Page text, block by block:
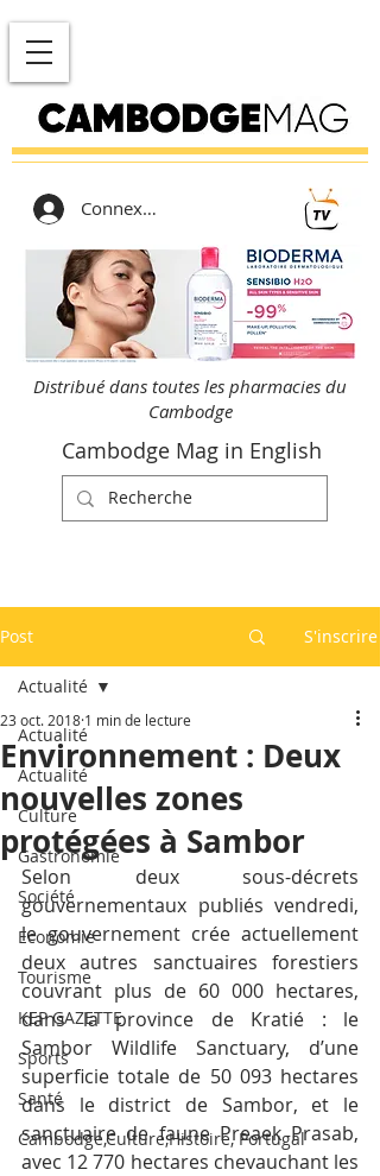
Connexion
Distribué dans toutes les pharmacies du
Cambodge
Cambodge Mag in English
Post S'inscrire
Actualité
Actualité
Culture
Gastronomie
Société
Economie
Tourisme
KEP GAZETTE
Sports
Santé
Cambodge,Culture,Histoire, Portugal
Actualité
Environnement : Deux
nouvelles zones
protégées à Sambor
23 oct. 2018 1 min de lecture
Selon deux sous-décrets
gouvernementaux publiés vendredi,
le gouvernement crée actuellement
deux autres sanctuaires forestiers
couvrant plus de 60 000 hectares,
dans la province de Kratié : le
Sambor Wildlife Sanctuary, d’une
superficie totale de 50 093 hectares
dans le district de Sambor, et le
sanctuaire de faune Preaek Prasab,
avec 12 770 hectares chevauchant les